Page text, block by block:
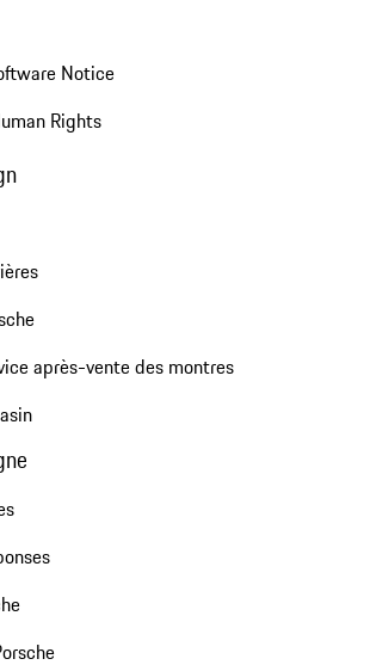
Notice
Rights
après-vente des montres